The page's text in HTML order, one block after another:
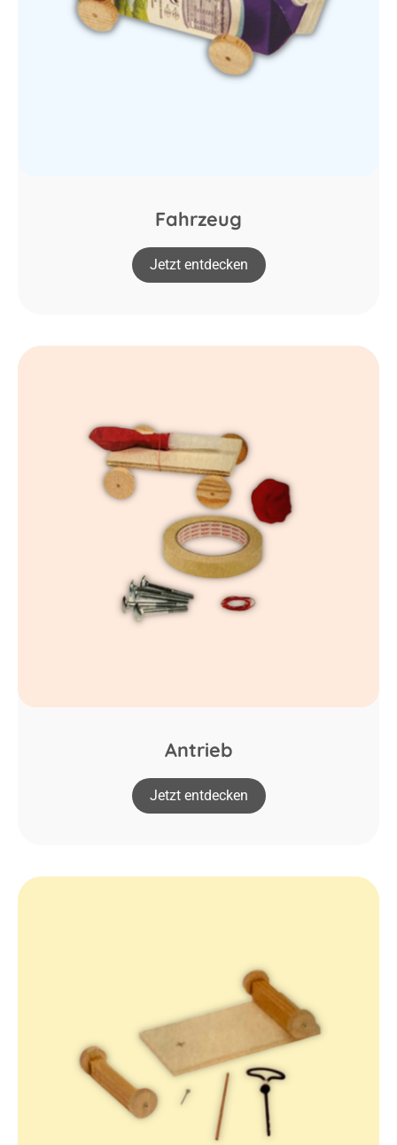
Fahrzeug
Jetzt entdecken
Antrieb
Jetzt entdecken